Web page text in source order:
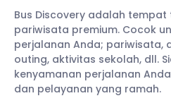
Bus Discovery adalah
pariwisata premium. Cocok
perjalanan Anda; pariwisata,
outing, aktivitas sekolah, dll.
kenyamanan perjalanan
dan pelayanan yang ramah.